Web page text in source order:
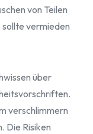
von Teilen
vermieden
über
verschlimmern
Die Risiken